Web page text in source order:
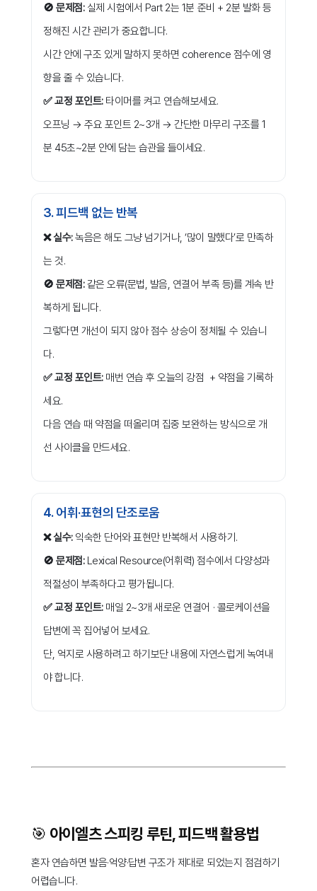
🚫 문제점:실제 시험에서 Part 2는 1분 준비 + 2분 발화 등
정해진 시간 관리가 중요합니다.
시간 안에 구조 있게 말하지 못하면 coherence 점수에 영
향을 줄 수 있습니다.
✅ 교정 포인트:타이머를 켜고 연습해보세요.
오프닝 → 주요 포인트 2~3개 → 간단한 마무리 구조를 1
분 45초~2분 안에 담는 습관을 들이세요.
3. 피드백 없는 반복
❌ 실수:녹음은 해도 그냥 넘기거나, ‘많이 말했다’로 만족하
는 것.
🚫 문제점:같은 오류(문법, 발음, 연결어 부족 등)를 계속 반
복하게 됩니다.
그렇다면 개선이 되지 않아 점수 상승이 정체될 수 있습니
다.
✅ 교정 포인트:매번 연습 후 오늘의 강점 + 약점을 기록하
세요.
다음 연습 때 약점을 떠올리며 집중 보완하는 방식으로 개
선 사이클을 만드세요.
4. 어휘·표현의 단조로움
❌ 실수:익숙한 단어와 표현만 반복해서 사용하기.
🚫 문제점:Lexical Resource(어휘력) 점수에서 다양성과
적절성이 부족하다고 평가됩니다.
✅ 교정 포인트:매일 2~3개 새로운 연결어 · 콜로케이션을
답변에 꼭 집어넣어 보세요.
단, 억지로 사용하려고 하기보단 내용에 자연스럽게 녹여내
야 합니다.
🎯 아이엘츠 스피킹 루틴, 피드백 활용법
혼자 연습하면 발음·억양·답변 구조가 제대로 되었는지 점검하기
어렵습니다.